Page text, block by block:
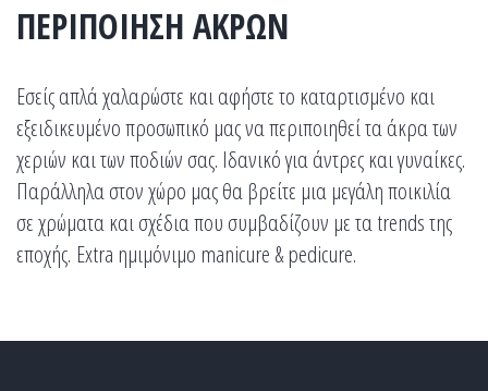
ΠΕΡΙΠΟΙΗΣΗ ΑΚΡΩΝ
Εσείς απλά χαλαρώστε και αφήστε το καταρτισμένο και
εξειδικευμένο προσωπικό μας να περιποιηθεί τα άκρα των
χεριών και των ποδιών σας. Ιδανικό για άντρες και γυναίκες.
Παράλληλα στον χώρο μας θα βρείτε μια μεγάλη ποικιλία
σε χρώματα και σχέδια που συμβαδίζουν με τα trends της
εποχής. Extra ημιμόνιμο manicure & pedicure.